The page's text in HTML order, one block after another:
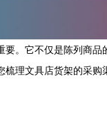
。它不仅是陈列商
理文具店货架的采购